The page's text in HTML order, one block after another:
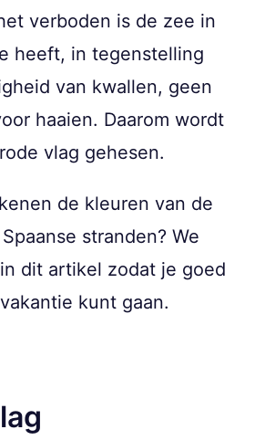
verboden is de zee in
heeft, in tegenstelling
van kwallen, geen
haaien. Daarom wordt
vlag gehesen.
de kleuren van de
stranden? We
dit artikel zodat je goed
kunt gaan.